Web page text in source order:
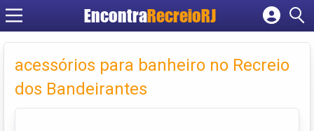
EncontraRecreioRJ
Cadastrar empresa
Criar conta
acessórios para banheiro no Recreio
dos Bandeirantes